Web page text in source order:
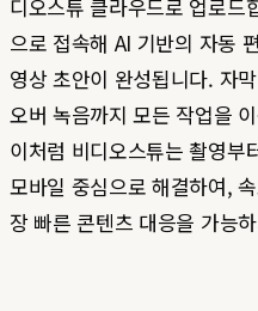
디오스튜 클라우드로 업로드
으로 접속해 AI 기반의 자동
영상 초안이 완성됩니다. 자
오버 녹음까지 모든 작업을
이처럼 비디오스튜는 촬영부
모바일 중심으로 해결하여,
장 빠른 콘텐츠 대응을 가능